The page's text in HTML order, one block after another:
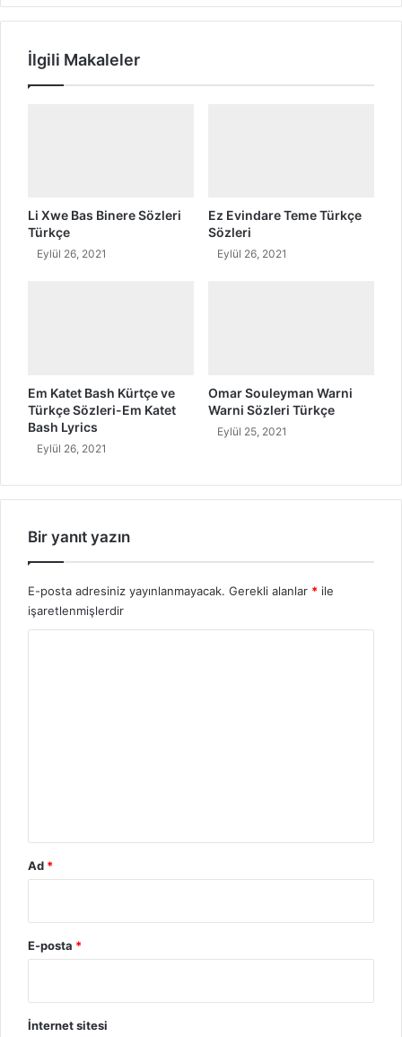
i
r
i
r
?
İlgili Makaleler
Li Xwe Bas Binere Sözleri
Türkçe
Eylül 26, 2021
Ez Evindare Teme Türkçe
Sözleri
Eylül 26, 2021
Em Katet Bash Kürtçe ve
Türkçe Sözleri-Em Katet
Bash Lyrics
Eylül 26, 2021
Omar Souleyman Warni
Warni Sözleri Türkçe
Eylül 25, 2021
Bir yanıt yazın
E-posta adresiniz yayınlanmayacak. Gerekli alanlar * ile
işaretlenmişlerdir
Ad *
E-posta *
İnternet sitesi